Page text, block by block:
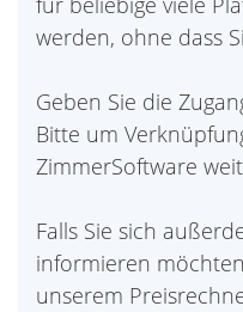
werden, ohne dass
Geben Sie die
Bitte um
ZimmerSoftware
Falls Sie sich
informieren
unserem